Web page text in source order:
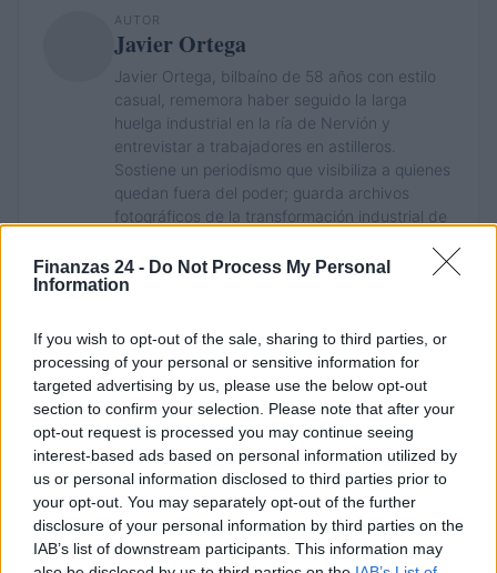
Finanzas 24 - Do Not Process My Personal
Information
If you wish to opt-out of the sale, sharing to third parties, or
processing of your personal or sensitive information for
targeted advertising by us, please use the below opt-out
section to confirm your selection. Please note that after your
opt-out request is processed you may continue seeing
interest-based ads based on personal information utilized by
us or personal information disclosed to third parties prior to
your opt-out. You may separately opt-out of the further
disclosure of your personal information by third parties on the
IAB’s list of downstream participants. This information may
AUTOR
Javier Ortega
Javier Ortega, bilbaíno de 58 años con estilo
casual, rememora haber seguido la larga
huelga industrial en la ría de Nervión y
entrevistar a trabajadores en astilleros.
Sostiene un periodismo que visibiliza a quienes
quedan fuera del poder; guarda archivos
fotográficos de la transformación industrial de